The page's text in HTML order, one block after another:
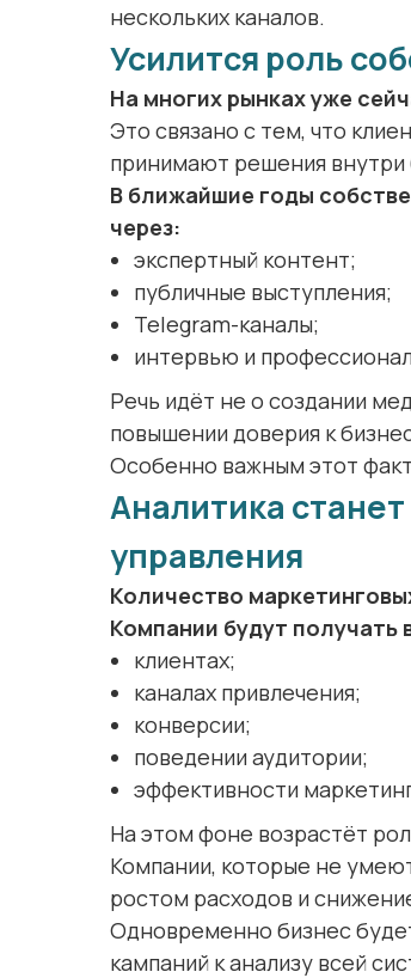
нескольких каналов.
Усилится роль
На многих рынках уже
Это связано с тем, что
принимают решения внутри
В ближайшие годы
через:
экспертный контент;
публичные выступления;
Telegram-каналы;
интервью и
Речь идёт не о создании
повышении доверия к
Особенно важным этот
Аналитика
управления
Количество
Компании будут
клиентах;
каналах привлечения;
конверсии;
поведении аудитории;
эффективности
На этом фоне возрастёт
Компании, которые не
ростом расходов и
Одновременно бизнес
кампаний к анализу всей